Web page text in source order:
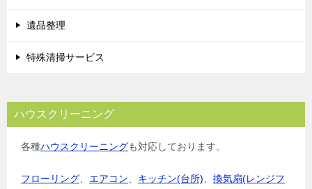
遺品整理
特殊清掃サービス
ハウスクリーニング
各種ハウスクリーニングも対応しております。
フローリング、 エアコン、 キッチン(台所)、 換気扇(レンジフ